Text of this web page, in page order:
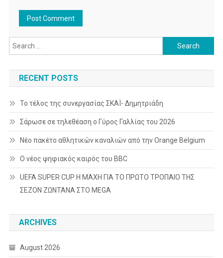
Search
for:
RECENT POSTS
Το τέλος της συνεργασίας ΣΚΑΪ- Δημητριάδη
Σάρωσε σε τηλεθέαση ο Γύρος Γαλλίας του 2026
Νέο πακέτο αθλητικών καναλιών από την Orange Belgium
Ο νέος ψηφιακός καιρός του BBC
UEFA SUPER CUP Η ΜΑΧΗ ΓΙΑ ΤΟ ΠΡΩΤΟ ΤΡΟΠΑΙΟ ΤΗΣ
ΣΕΖΟΝ ΖΩΝΤΑΝΑ ΣΤΟ MEGA
ARCHIVES
August 2026